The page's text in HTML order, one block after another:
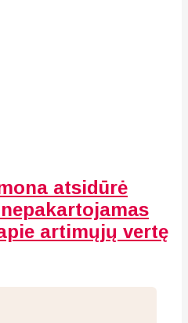
atsidūrė
artimųjų vertę